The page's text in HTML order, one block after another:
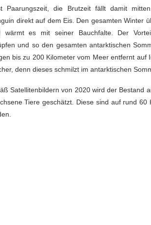
Paarungszeit, die Brutzeit fällt damit
direkt auf dem Eis. Den gesamten Winter
es mit seiner Bauchfalte. Der
und so den gesamten antarktischen
bis zu 200 Kilometer vom Meer entfernt auf
denn dieses schmilzt im antarktischen
Satellitenbildern von 2020 wird der Bestand
Tiere geschätzt. Diese sind auf rund 60